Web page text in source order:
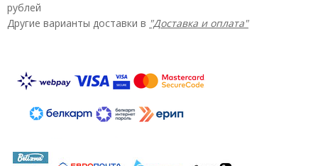
рублей
Другие варианты доставки в "Доставка и оплата"